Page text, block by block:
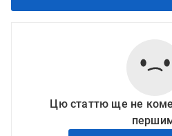
Цю статтю ще не